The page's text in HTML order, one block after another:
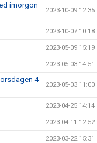
imorgon
2023-10-09 12:35
2023-10-07 10:18
2023-05-09 15:19
2023-05-03 14:51
4
2023-05-03 11:00
2023-04-25 14:14
2023-04-11 12:52
2023-03-22 15:31